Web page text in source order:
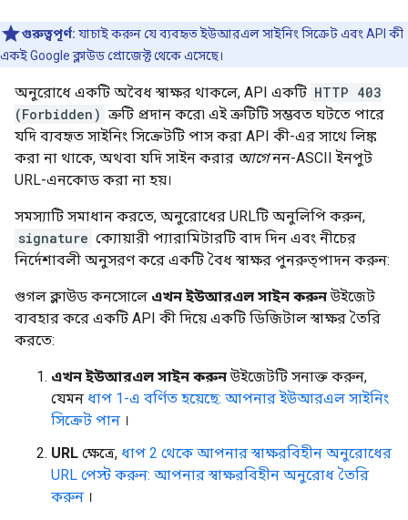
গুরুত্বপূর্ণ: যাচাই করুন যে ব্যবহৃত ইউআরএল সাইনিং সিক্রেট এবং API কী
একই Google ক্লাউড প্রোজেক্ট থেকে এসেছে।
অনুরোধে একটি অবৈধ স্বাক্ষর থাকলে, API একটি HTTP 403
(Forbidden) ত্রুটি প্রদান করে৷ এই ত্রুটিটি সম্ভবত ঘটতে পারে
যদি ব্যবহৃত সাইনিং সিক্রেটটি পাস করা API কী-এর সাথে লিঙ্ক
করা না থাকে, অথবা যদি সাইন করার আগেনন-ASCII ইনপুট
URL-এনকোড করা না হয়।
সমস্যাটি সমাধান করতে, অনুরোধের URLটি অনুলিপি করুন,
signature ক্যোয়ারী প্যারামিটারটি বাদ দিন এবং নীচের
নির্দেশাবলী অনুসরণ করে একটি বৈধ স্বাক্ষর পুনরুত্পাদন করুন:
গুগল ক্লাউড কনসোলে এখন ইউআরএল সাইন করুনউইজেট
ব্যবহার করে একটি API কী দিয়ে একটি ডিজিটাল স্বাক্ষর তৈরি
করতে:
এখন ইউআরএল সাইন করুনউইজেটটি সনাক্ত করুন,
যেমন ধাপ 1-এ বর্ণিত হয়েছে: আপনার ইউআরএল সাইনিং
সিক্রেট পান ।
URL ক্ষেত্রে, ধাপ 2 থেকে আপনার স্বাক্ষরবিহীন অনুরোধের
URL পেস্ট করুন: আপনার স্বাক্ষরবিহীন অনুরোধ তৈরি
করুন ।